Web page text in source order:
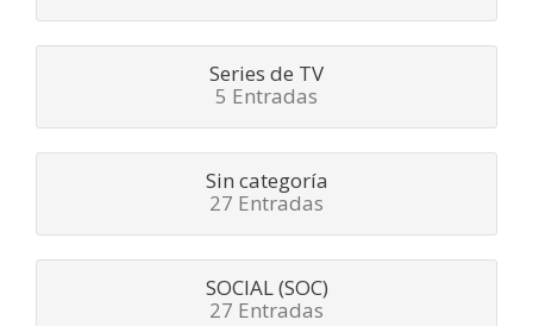
Series de TV
5 Entradas
Sin categoría
27 Entradas
SOCIAL (SOC)
27 Entradas